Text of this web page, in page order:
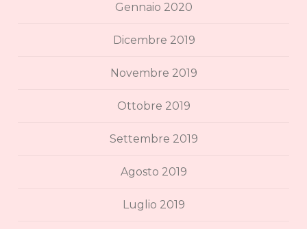
Gennaio 2020
Dicembre 2019
Novembre 2019
Ottobre 2019
Settembre 2019
Agosto 2019
Luglio 2019